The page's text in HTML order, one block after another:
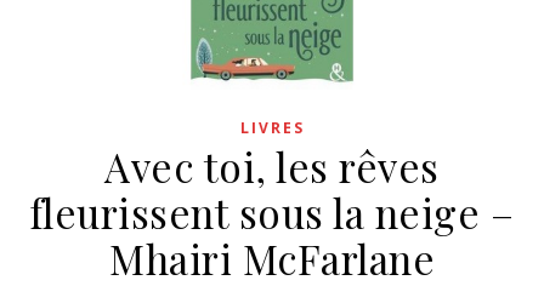
LIVRES
Avec toi, les rêves
fleurissent sous la neige –
Mhairi McFarlane